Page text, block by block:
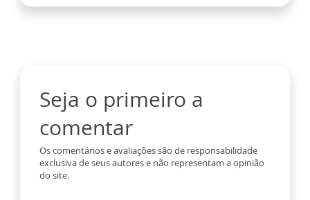
Seja o primeiro a
comentar
Os comentários e avaliações são de responsabilidade
exclusiva de seus autores e não representam a opinião
do site.